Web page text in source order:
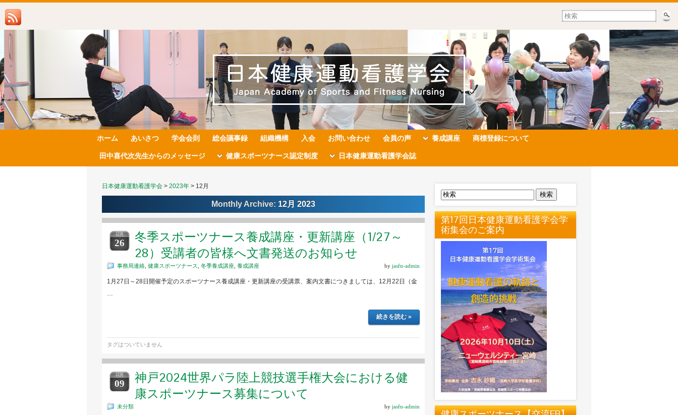
ホーム あいさつ 学会会則 総会議事録 組織機構 入会 お問い合わせ 会員の声 養成講座 商標登録について
田中喜代次先生からのメッセージ 健康スポーツナース認定制度 日本健康運動看護学会誌
日本健康運動看護学会 > 2023年 > 12月
Monthly Archive: 12月 2023
12月
26
冬季スポーツナース養成講座・更新講座（1/27～
28）受講者の皆様へ文書発送のお知らせ
事務局連絡 健康スポーツナース 冬季養成講座 養成講座 by jasfn-admin
1月27日～28日開催予定のスポーツナース養成講座・更新講座の受講票、案内文書につきましては、12月22日（金
…
続きを読む »
タグはついていません
12月
09
神戸2024世界パラ陸上競技選手権大会における健
康スポーツナース募集について
未分類 by jasfn-admin
検索
第17回日本健康運動看護学会学
術集会のご案内